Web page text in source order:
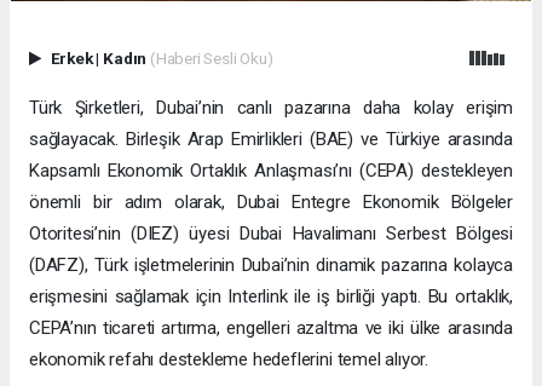
Erkek| Kadın (Haberi Sesli Oku)
Türk Şirketleri, Dubai’nin canlı pazarına daha kolay erişim
sağlayacak. Birleşik Arap Emirlikleri (BAE) ve Türkiye arasında
Kapsamlı Ekonomik Ortaklık Anlaşması’nı (CEPA) destekleyen
önemli bir adım olarak, Dubai Entegre Ekonomik Bölgeler
Otoritesi’nin (DIEZ) üyesi Dubai Havalimanı Serbest Bölgesi
(DAFZ), Türk işletmelerinin Dubai’nin dinamik pazarına kolayca
erişmesini sağlamak için Interlink ile iş birliği yaptı. Bu ortaklık,
CEPA’nın ticareti artırma, engelleri azaltma ve iki ülke arasında
ekonomik refahı destekleme hedeflerini temel alıyor.